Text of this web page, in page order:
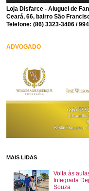
Loja Disfarce - Aluguel de
Ceará, 66, bairro São
Telefone: (86) 3323-3406 /
ADVOGADO
MAIS LIDAS
Volta às
Integrada
Souza